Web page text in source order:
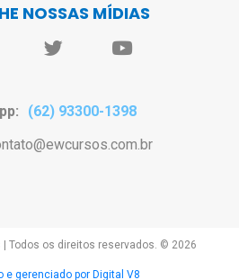
NOSSAS MÍDIAS
(62) 93300-1398
| Todos os direitos reservados. © 2026
e gerenciado por Digital V8